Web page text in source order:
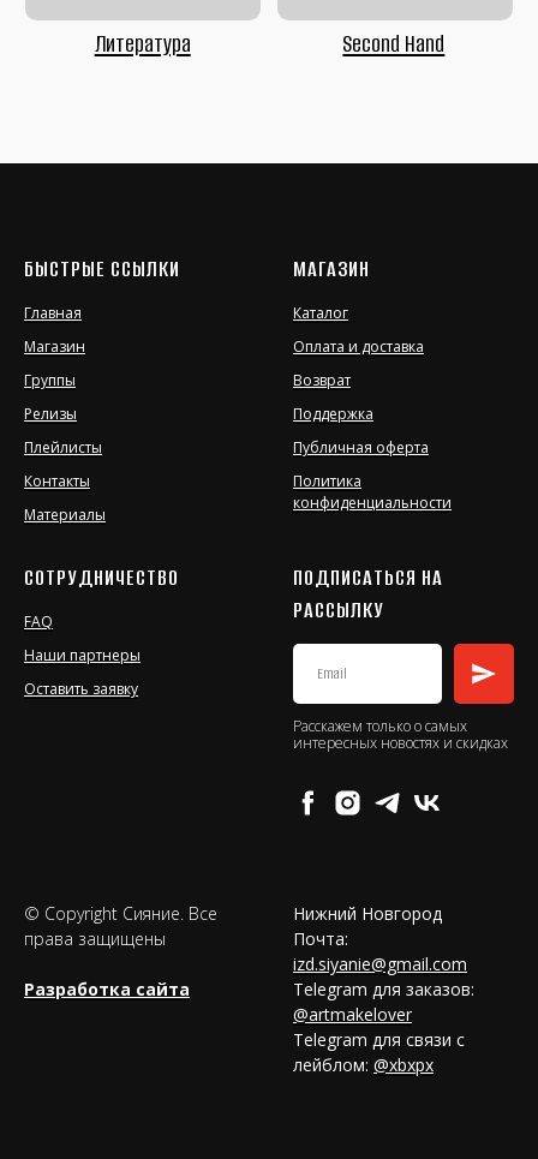
БЫСТРЫЕ ССЫЛКИ
Главная
Магазин
Группы
Релизы
Плейлисты
Контакты
Материалы
МАГАЗИН
Каталог
Оплата и доставка
Возврат
Поддержка
Публичная оферта
Политика
конфиденциальности
СОТРУДНИЧЕСТВО
FAQ
Наши партнеры
Оставить заявку
ПОДПИСАТЬСЯ НА
РАССЫЛКУ
Расскажем только о самых
интересных новостях и скидках
© Copyright Сияние. Все
права защищены
Разработка сайта
Нижний Новгород
Почта:
izd.siyanie@gmail.com
Telegram для заказов:
@artmakelover
Telegram для связи с
лейблом: @xbxpx